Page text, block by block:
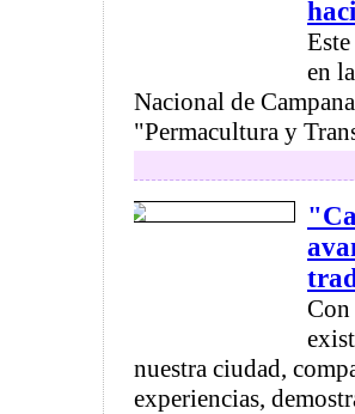
en
Nacional de
"Permacultura y
Con
nuestra ciudad,
experiencias,